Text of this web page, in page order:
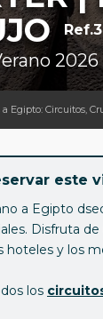
2026
Egipto: Circuitos,
este
a Egipto
Disfruta
hoteles y los
los